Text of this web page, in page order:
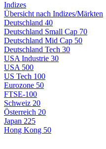
Indizes
Übersicht nach Indizes/Märkten
Deutschland 40
Deutschland Small Cap 70
Deutschland Mid Cap 50
Deutschland Tech 30
USA Industrie 30
USA 500
US Tech 100
Eurozone 50
FTSE-100
Schweiz 20
Österreich 20
Japan 225
Hong Kong 50